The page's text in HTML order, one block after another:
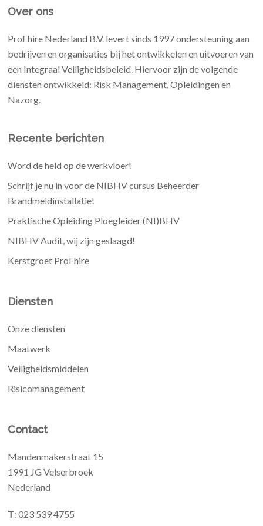
Over ons
ProFhire Nederland B.V. levert sinds 1997 ondersteuning aan
bedrijven en organisaties bij het ontwikkelen en uitvoeren van
een Integraal Veiligheidsbeleid. Hiervoor zijn de volgende
diensten ontwikkeld: Risk Management, Opleidingen en
Nazorg.
Recente berichten
Word de held op de werkvloer!
Schrijf je nu in voor de NIBHV cursus Beheerder
Brandmeldinstallatie!
Praktische Opleiding Ploegleider (NI)BHV
NIBHV Audit, wij zijn geslaagd!
Kerstgroet ProFhire
Diensten
Onze diensten
Maatwerk
Veiligheidsmiddelen
Risicomanagement
Contact
Mandenmakerstraat 15
1991 JG Velserbroek
Nederland
T: 023 539 4755